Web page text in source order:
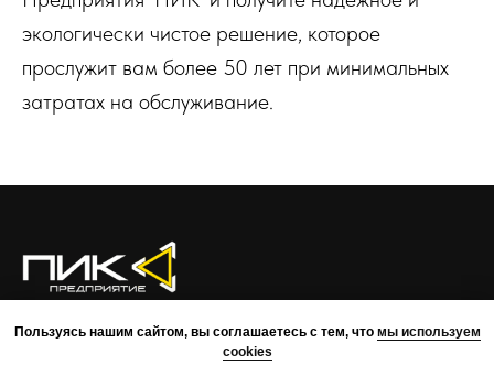
экологически чистое решение, которое
прослужит вам более 50 лет при минимальных
затратах на обслуживание.
О КОМПАНИИ ПРЕИМУЩЕСТВА
Пользуясь нашим сайтом, вы соглашаетесь с тем, что мы используем
cookies